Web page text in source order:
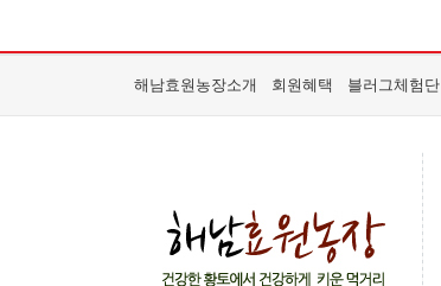
해남효원농장소개 회원혜택 블러그체험단